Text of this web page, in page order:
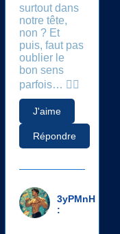
surtout dans
notre tête,
non ? Et
puis, faut pas
oublier le
bon sens
parfois… 🤷‍♂️
J'aime
Répondre
3yPMnH
: